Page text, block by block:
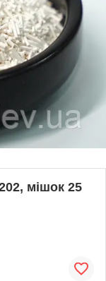
мішок 25